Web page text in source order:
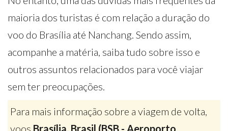
maioria dos turistas é com relação a duração do
voo do Brasília até Nanchang. Sendo assim,
acompanhe a matéria, saiba tudo sobre isso e
outros assuntos relacionados para você viajar
sem ter preocupações.
Para mais informação sobre a viagem de volta,
voos Brasília, Brasil (BSB - Aeroporto